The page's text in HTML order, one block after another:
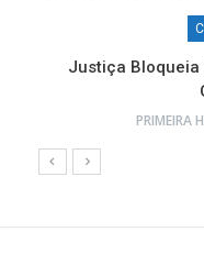
Justiça Bloqueia